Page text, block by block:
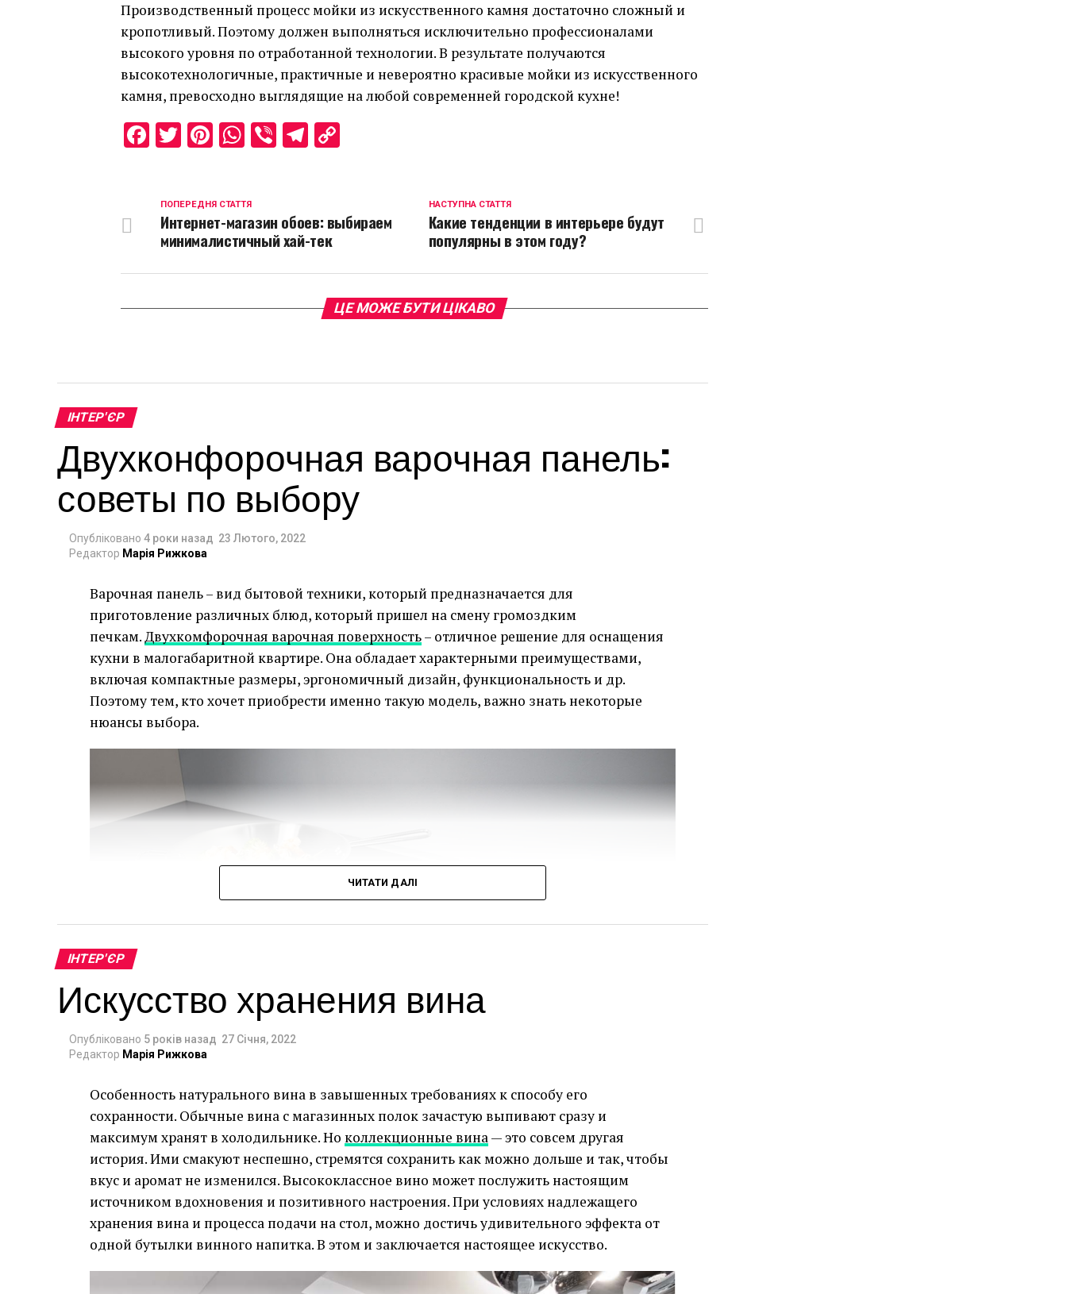
Производственный процесс мойки из искусственного камня достаточно сложный и
кропотливый. Поэтому должен выполняться исключительно профессионалами
высокого уровня по отработанной технологии. В результате получаются
высокотехнологичные, практичные и невероятно красивые мойки из искусственного
камня, превосходно выглядящие на любой современней городской кухне!
Facebook
Twitter
Pinterest
WhatsApp
ViberTelegram
НАСТУПНА СТАТТЯ
Какие тенденции в интерьере будут
популярны в этом году?
ПОПЕРЕДНЯ СТАТТЯ
Интернет-магазин обоев: выбираем
минималистичный хай-тек
ЦЕ МОЖЕ БУТИ ЦІКАВО
ІНТЕР'ЄР
Двухконфорочная варочная панель:
советы по выбору
Опубліковано 4 роки назад 23 Лютого, 2022
Редактор Марія Рижкова
Варочная панель – вид бытовой техники, который предназначается для
приготовление различных блюд, который пришел на смену громоздким
печкам.Двухкомфорочная варочная поверхность– отличное решение для оснащения
кухни в малогабаритной квартире. Она обладает характерными преимуществами,
включая компактные размеры, эргономичный дизайн, функциональность и др.
Поэтому тем, кто хочет приобрести именно такую модель, важно знать некоторые
нюансы выбора.
Типы варочных панелей
Выбирая варочную панель на 2 конфорки необходимо, прежде всего, определиться с ее
типом. На рынке представлены следующие разновидности:
газовые;
электрические;
комбинированные.
ЧИТАТИ ДАЛІ
ІНТЕР'ЄР
Искусство хранения вина
Опубліковано 5 років назад 27 Січня, 2022
Редактор Марія Рижкова
Особенность натурального вина в завышенных требованиях к способу его
сохранности. Обычные вина с магазинных полок зачастую выпивают сразу и
максимум хранят в холодильнике. Но коллекционные вина— это совсем другая
история. Ими смакуют неспешно, стремятся сохранить как можно дольше и так, чтобы
вкус и аромат не изменился. Высококлассное вино может послужить настоящим
источником вдохновения и позитивного настроения. При условиях надлежащего
хранения вина и процесса подачи на стол, можно достичь удивительного эффекта от
одной бутылки винного напитка. В этом и заключается настоящее искусство.